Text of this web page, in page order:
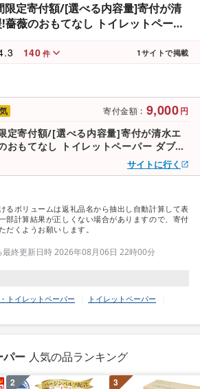
限定寄付額/[選べる内容量]寄付が清
薇のおもてなし トイレットペーパ
量 まとめ買い 花柄 かわいい おし
140 件 1サイトで掲載
寄付金額 : 9,000円
定寄付額/[選べる内容量]寄付が清水エ
おもてなし トイレットペーパー ダブル
幅114mm×2枚重ね25m 香り付き | 箱
花柄 かわいい おしゃれ
サイトに行く
るボリュームは返礼品名から抽出し自動計算して表
部計算結果が正しくない場合がありますので、寄付
だくようお願いします。
最終更新日時 2026年08月06日 22時00分
トイレットペーパー トイレットペーパー
パー 人気の品ランキング
2 3